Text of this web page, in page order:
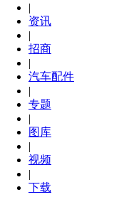
|
资讯
|
招商
|
汽车配件
|
专题
|
图库
|
视频
|
下载